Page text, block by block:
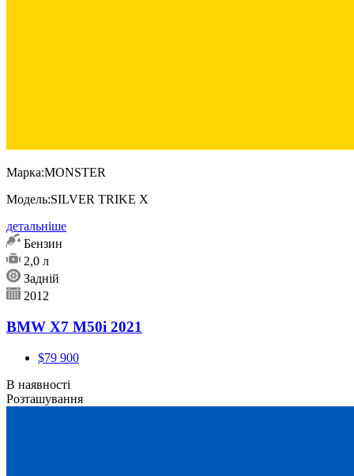
Марка:MONSTER
Модель:SILVER TRIKE X
детальніше
Бензин
2,0 л
Задній
2012
BMW X7 M50i 2021
$79 900
В наявності
Розташування